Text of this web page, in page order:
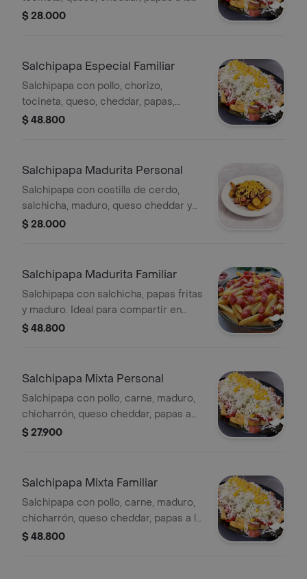
francesa o criollas, salsas, lechuga y
$ 28.000
Salchipapa Especial Familiar
Salchipapa con pollo, chorizo,
tocineta, queso, cheddar, papas,
salsas, lechuga y maíz.
$ 48.800
Salchipapa Madurita Personal
Salchipapa con costilla de cerdo,
salchicha, maduro, queso cheddar y
papas. Elige entre papas francesas o
$ 28.000
Salchipapa Madurita Familiar
Salchipapa con salchicha, papas fritas
y maduro. Ideal para compartir en
familia.
$ 48.800
Salchipapa Mixta Personal
Salchipapa con pollo, carne, maduro,
chicharrón, queso cheddar, papas a
elección y salsas. Incluye maíz y
$ 27.900
Salchipapa Mixta Familiar
Salchipapa con pollo, carne, maduro,
chicharrón, queso cheddar, papas a la
francesa o criollas, y salsas. Incluye
$ 48.800